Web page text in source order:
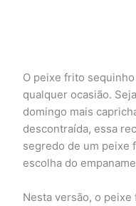
O peixe frito
qualquer ocasião.
domingo mais
descontraída, essa
segredo de um peixe
escolha do
Nesta versão, o